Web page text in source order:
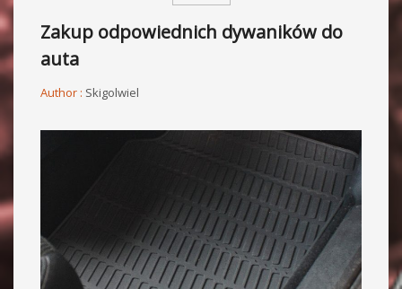
Zakup odpowiednich dywaników do
auta
Author : Skigolwiel